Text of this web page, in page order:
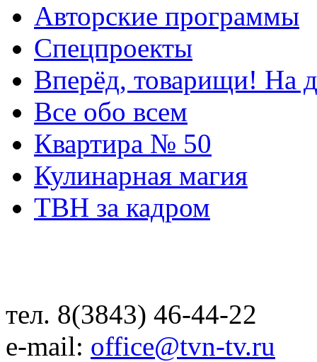
Авторские программы
Спецпроекты
Вперёд, товарищи! На
Все обо всем
Квартира № 50
Кулинарная магия
ТВН за кадром
тел. 8(3843) 46-44-22
e-mail: office@tvn-tv.ru